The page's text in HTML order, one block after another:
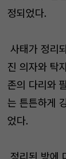
정되었다.
사태가 정리
진 의자와 탁
존의 다리와
는 튼튼하게
었다.
정리된 방에